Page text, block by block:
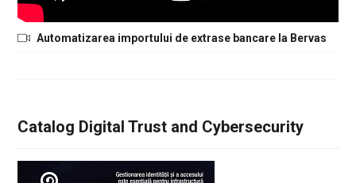
Automatizarea importului de extrase bancare la Bervas
Catalog Digital Trust and Cybersecurity